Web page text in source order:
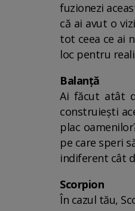
fuzionezi
că ai avut o
tot ceea ce ai
loc pentru
Balanță
Ai făcut atât
construiești
plac
pe care speri
indiferent cât
Scorpion
În cazul tău,